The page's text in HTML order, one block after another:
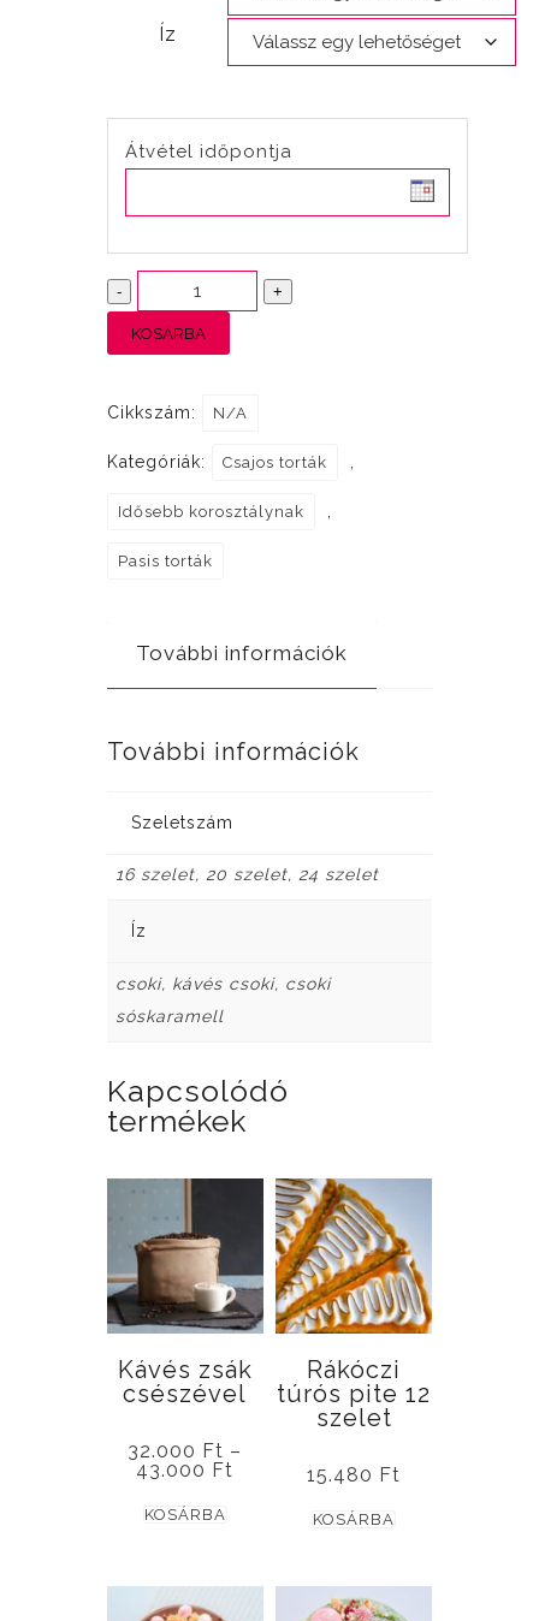
Íz
Átvétel időpontja
-
tábla
mennyiség
+
KOSÁRBA
Cikkszám: N/A
Kategóriák: Csajos torták
Idősebb korosztálynak
Pasis torták
További információk
További információk
Szeletszám
16 szelet, 20 szelet, 24 szelet
Íz
csoki, kávés csoki, csoki
sóskaramell
Kapcsolódó
termékek
Kávés zsák
csészével
32.000 Ft –
43.000 Ft Ártartomány:
32.000 Ft
43.000 Ft
KOSÁRBA
Rákóczi
túrós pite 12
szelet
15.480 Ft
KOSÁRBA